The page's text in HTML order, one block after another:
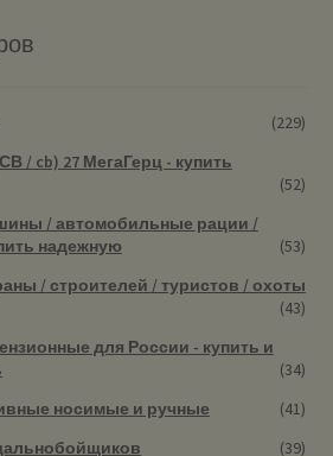
(229)
/ cb) 27 МегаГерц - купить
(52)
/ автомобильные рации /
надежную
(53)
/ строителей / туристов / охоты
(43)
для России - купить и
(34)
носимые и ручные
(41)
(39)